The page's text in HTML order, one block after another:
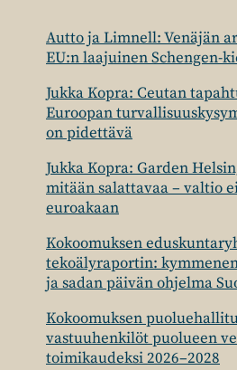
Autto ja Limnell: Venäjän
EU:n laajuinen Schengen-
Jukka Kopra: Ceutan
Euroopan
on pidettävä
Jukka Kopra: Garden
mitään salattavaa – valtio
euroakaan
Kokoomuksen
tekoälyraportin:
ja sadan päivän ohjelma
Kokoomuksen
vastuuhenkilöt puolueen
toimikaudeksi 2026–2028